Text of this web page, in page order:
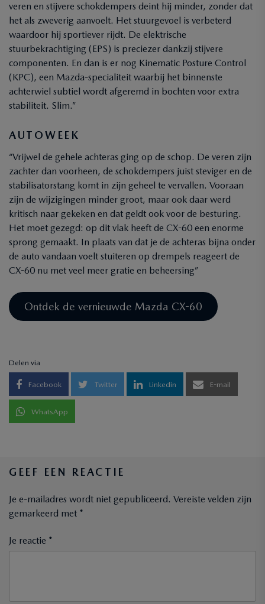
veren en stijvere schokdempers deint hij minder, zonder dat
het als zweverig aanvoelt. Het stuurgevoel is verbeterd
waardoor hij sportiever rijdt. De elektrische
stuurbekrachtiging (EPS) is preciezer dankzij stijvere
componenten. En dan is er nog Kinematic Posture Control
(KPC), een Mazda-specialiteit waarbij het binnenste
achterwiel subtiel wordt afgeremd in bochten voor extra
stabiliteit. Slim.”
AUTOWEEK
“Vrijwel de gehele achteras ging op de schop. De veren zijn
zachter dan voorheen, de schokdempers juist steviger en de
stabilisatorstang komt in zijn geheel te vervallen. Vooraan
zijn de wijzigingen minder groot, maar ook daar werd
kritisch naar gekeken en dat geldt ook voor de besturing.
Het moet gezegd: op dit vlak heeft de CX-60 een enorme
sprong gemaakt. In plaats van dat je de achteras bijna onder
de auto vandaan voelt stuiteren op drempels reageert de
CX-60 nu met veel meer gratie en beheersing”
Ontdek de vernieuwde Mazda CX-60
Delen via
Facebook Twitter Linkedin E-mail
WhatsApp
GEEF EEN REACTIE
Je e-mailadres wordt niet gepubliceerd. Vereiste velden zijn
gemarkeerd met *
Je reactie *